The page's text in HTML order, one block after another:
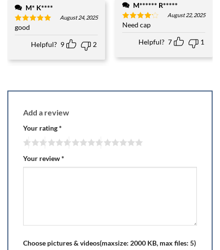
M* K****
Rated
out of 5
August 24, 2025
good
Helpful? 9 2
M****** R*****
Rated4
out of 5
August 22, 2025
Need cap
Helpful? 7 1
Add a review
Your rating*
Your review*
Choose pictures & videos(maxsize: 2000 KB, max files: 5)